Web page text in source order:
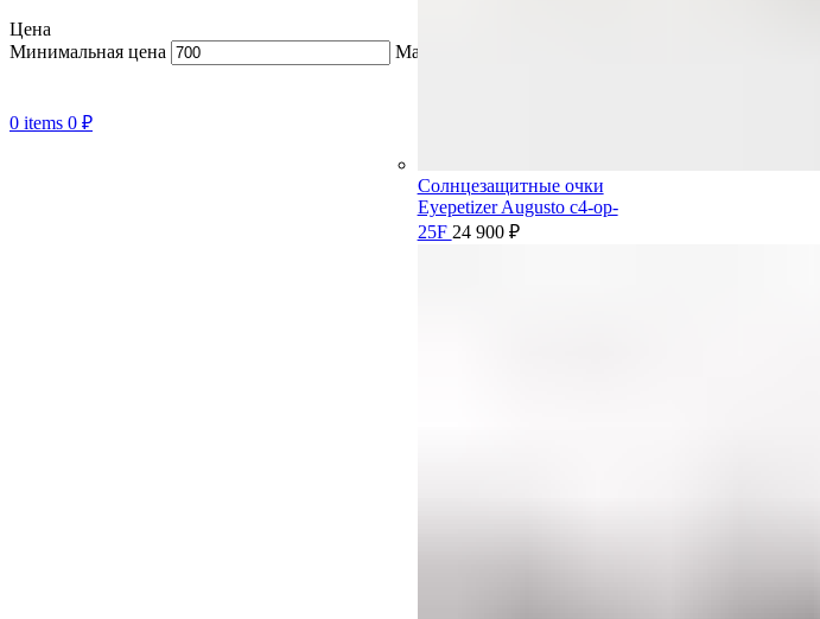
0 items 0 ₽
Солнцезащитные очки
Eyepetizer Augusto c4-op-
25F 24 900 ₽
Цена
Минимальная цена
Максимальная цена